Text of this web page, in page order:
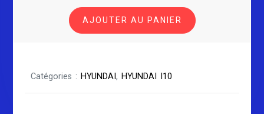
HYUNDAI
I10
Série
AJOUTER AU PANIER
Catégories : HYUNDAI, HYUNDAI I10